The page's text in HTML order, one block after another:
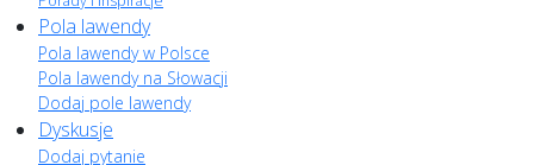
Pola lawendy
Pola lawendy w Polsce
Pola lawendy na Słowacji
Dodaj pole lawendy
Dyskusje
Dodaj pytanie